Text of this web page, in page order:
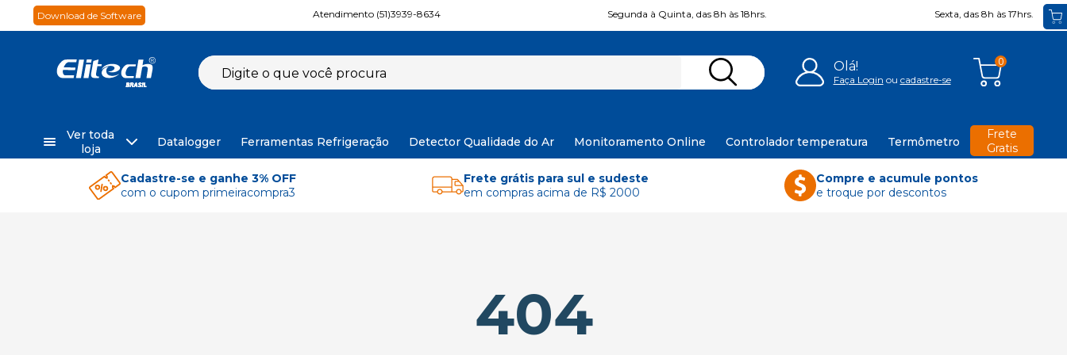
Download de Software Atendimento (51)3939-8634 Segunda à Quinta, das 8h às 18hrs. Sexta, das 8h às 17hrs.
Olá!
Faça Login ou cadastre-se
0
Ver toda
loja
Datalogger Ferramentas Refrigeração Detector Qualidade do Ar Monitoramento Online Controlador temperatura Termômetro
Frete
Gratis
Cadastre-se e ganhe 3% OFF
com o cupom primeiracompra3
Frete grátis para sul e sudeste
em compras acima de R$ 2000
Compre e acumule pontos
e troque por descontos
404